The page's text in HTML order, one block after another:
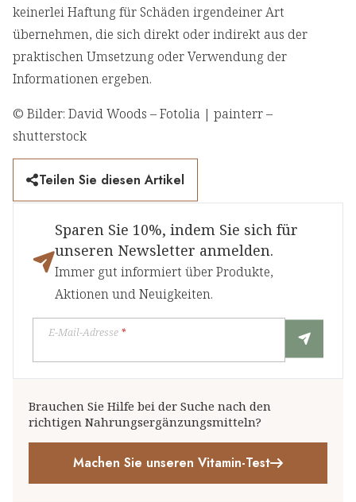
keinerlei Haftung für Schäden irgendeiner Art
übernehmen, die sich direkt oder indirekt aus der
praktischen Umsetzung oder Verwendung der
Informationen ergeben.
© Bilder: David Woods – Fotolia | painterr –
shutterstock
Teilen Sie diesen Artikel
Sparen Sie 10%, indem Sie sich für
unseren Newsletter anmelden.
Immer gut informiert über Produkte,
Aktionen und Neuigkeiten.
E-Mail-Adresse *
Brauchen Sie Hilfe bei der Suche nach den
richtigen Nahrungsergänzungsmitteln?
Machen Sie unseren Vitamin-Test